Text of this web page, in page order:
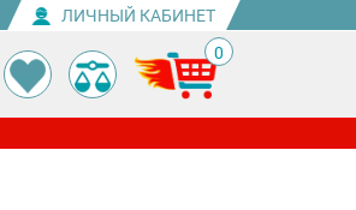
ЛИЧНЫЙ КАБИНЕТ
0